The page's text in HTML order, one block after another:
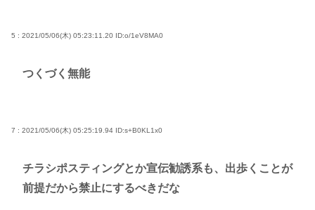
5 : 2021/05/06(木) 05:23:11.20 ID:o/1eV8MA0
つくづく無能
7 : 2021/05/06(木) 05:25:19.94 ID:s+B0KL1x0
チラシポスティングとか宣伝勧誘系も、出歩くことが
前提だから禁止にするべきだな